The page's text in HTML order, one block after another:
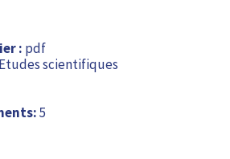
: pdf
Etudes scientifiques
5